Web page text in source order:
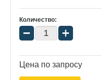
Количество:
− +
Цена по запросу